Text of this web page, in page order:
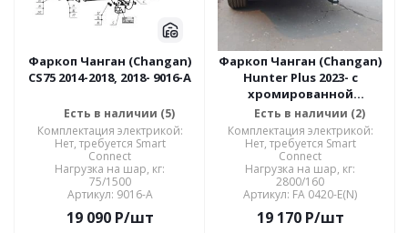
Фаркоп Чанган (Changan)
CS75 2014-2018, 2018- 9016-A
Есть в наличии (5)
Комплектация электрикой:
Нет, требуется Smart
Connect
Нагрузка на шар, кг:
75/1500
Артикул: 9016-A
19 090P/шт
Фаркоп Чанган (Changan)
Hunter Plus 2023- с
хромированной
накладкой FA 0420-E(N)
Есть в наличии (2)
Комплектация электрикой:
Нет, требуется Smart
Connect
Нагрузка на шар, кг:
2800/160
Артикул: FA 0420-E(N)
19 170P/шт